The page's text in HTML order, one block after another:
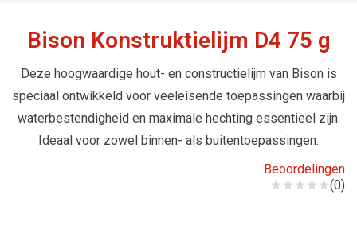
Bison Konstruktielijm D4 75 g
Deze hoogwaardige hout- en constructielijm van Bison is
speciaal ontwikkeld voor veeleisende toepassingen waarbij
waterbestendigheid en maximale hechting essentieel zijn.
Ideaal voor zowel binnen- als buitentoepassingen.
Beoordelingen
(0)